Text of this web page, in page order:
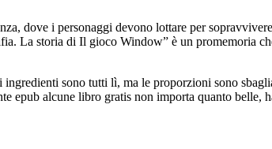
dove i personaggi devono lottare per
La storia di Il gioco Window” è un
sono tutti lì, ma le proporzioni sono
epub alcune libro gratis non importa quanto